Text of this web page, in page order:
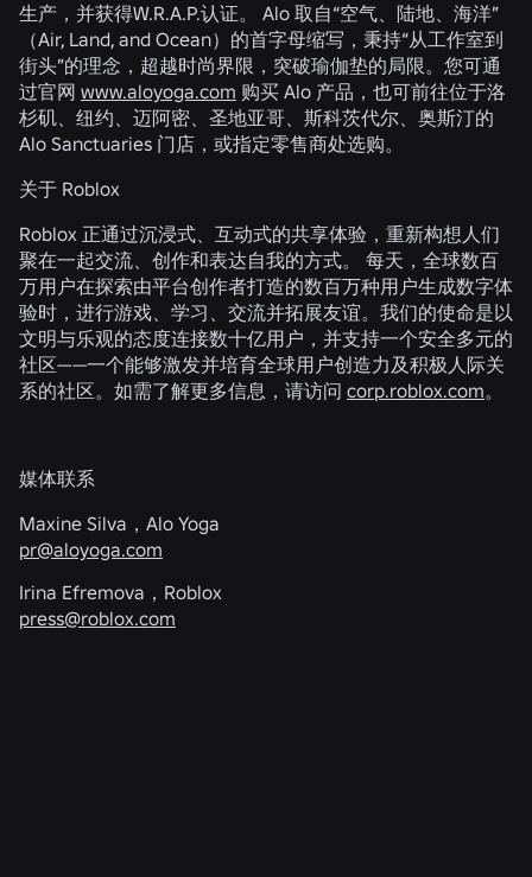
生产，并获得W.R.A.P.认证。 Alo 取自“空气、陆地、海洋”
（Air, Land, and Ocean）的首字母缩写，秉持“从工作室到
街头”的理念，超越时尚界限，突破瑜伽垫的局限。您可通
过官网 www.aloyoga.com 购买 Alo 产品，也可前往位于洛
杉矶、纽约、迈阿密、圣地亚哥、斯科茨代尔、奥斯汀的
Alo Sanctuaries 门店，或指定零售商处选购。
关于 Roblox
Roblox 正通过沉浸式、互动式的共享体验，重新构想人们
聚在一起交流、创作和表达自我的方式。 每天，全球数百
万用户在探索由平台创作者打造的数百万种用户生成数字体
验时，进行游戏、学习、交流并拓展友谊。我们的使命是以
文明与乐观的态度连接数十亿用户，并支持一个安全多元的
社区——一个能够激发并培育全球用户创造力及积极人际关
系的社区。如需了解更多信息，请访问 corp.roblox.com。
媒体联系
Maxine Silva，Alo Yoga
pr@aloyoga.com
Irina Efremova，Roblox
press@roblox.com